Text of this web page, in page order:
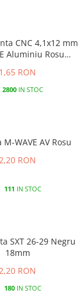
CNC 4,1x12 mm
Aluminiu Rosu
1,65 RON
2800 IN STOC
M-WAVE AV Rosu
2,20 RON
111 IN STOC
SXT 26-29 Negru
18mm
2,20 RON
180 IN STOC